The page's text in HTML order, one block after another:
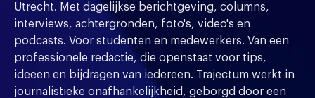
Utrecht. Met dagelijkse berichtgeving, columns,
interviews, achtergronden, foto's, video's en
podcasts. Voor studenten en medewerkers. Van een
professionele redactie, die openstaat voor tips,
ideeen en bijdragen van iedereen. Trajectum werkt in
journalistieke onafhankelijkheid, geborgd door een